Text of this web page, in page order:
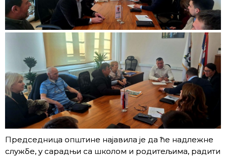
Председница општине најавила је да ће надлежне
службе, у сарадњи са школом и родитељима, радити